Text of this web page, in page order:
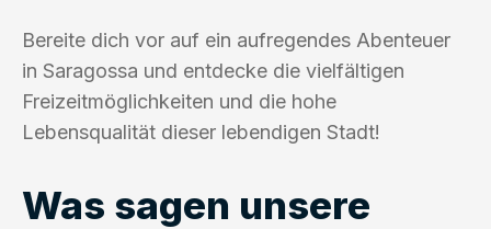
Bereite dich vor auf ein aufregendes Abenteuer
in Saragossa und entdecke die vielfältigen
Freizeitmöglichkeiten und die hohe
Lebensqualität dieser lebendigen Stadt!
Was sagen unsere